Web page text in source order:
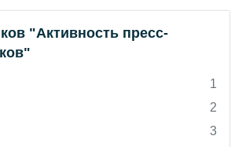
"Активность пресс-
1
2
3